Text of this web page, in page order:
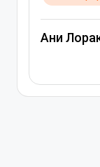
Música
Артем